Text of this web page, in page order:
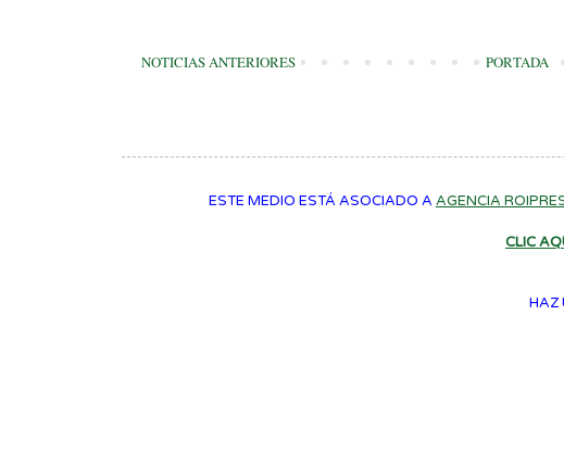
NOTICIAS ANTERIORES PORTADA
ESTE MEDIO ESTÁ ASOCIADO A AGENCIA
CLIC
HAZ